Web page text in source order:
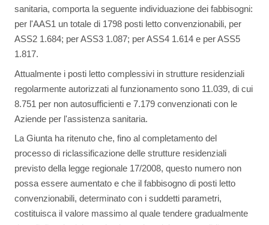
sanitaria, comporta la seguente individuazione dei fabbisogni:
per l'AAS1 un totale di 1798 posti letto convenzionabili, per
ASS2 1.684; per ASS3 1.087; per ASS4 1.614 e per ASS5
1.817.
Attualmente i posti letto complessivi in strutture residenziali
regolarmente autorizzati al funzionamento sono 11.039, di cui
8.751 per non autosufficienti e 7.179 convenzionati con le
Aziende per l'assistenza sanitaria.
La Giunta ha ritenuto che, fino al completamento del
processo di riclassificazione delle strutture residenziali
previsto della legge regionale 17/2008, questo numero non
possa essere aumentato e che il fabbisogno di posti letto
convenzionabili, determinato con i suddetti parametri,
costituisca il valore massimo al quale tendere gradualmente